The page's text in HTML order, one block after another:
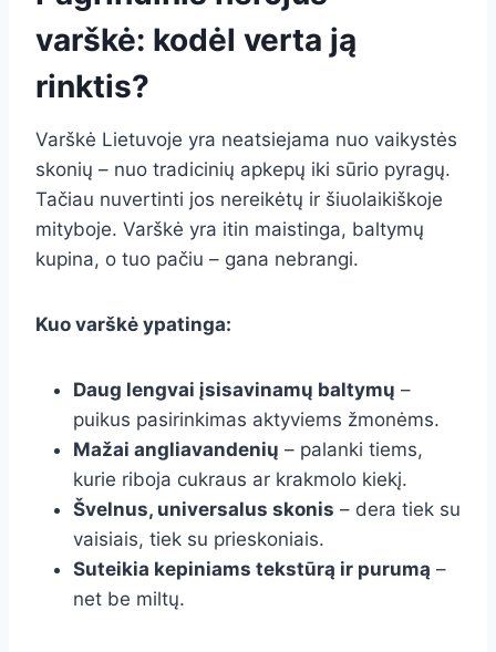
varškė: kodėl verta ją
rinktis?
Varškė Lietuvoje yra neatsiejama nuo vaikystės
skonių – nuo tradicinių apkepų iki sūrio pyragų.
Tačiau nuvertinti jos nereikėtų ir šiuolaikiškoje
mityboje. Varškė yra itin maistinga, baltymų
kupina, o tuo pačiu – gana nebrangi.
Kuo varškė ypatinga:
Daug lengvai įsisavinamų baltymų –
puikus pasirinkimas aktyviems žmonėms.
Mažai angliavandenių – palanki tiems,
kurie riboja cukraus ar krakmolo kiekį.
Švelnus, universalus skonis – dera tiek su
vaisiais, tiek su prieskoniais.
Suteikia kepiniams tekstūrą ir purumą –
net be miltų.